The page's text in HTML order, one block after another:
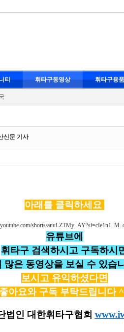
티 휘타구동영상 휘타구용
협회사무총국
협회사무총국
신문 기사
아래를 클릭하세요
shorts/
유튜브에
휘타구 검색하시고 구독하시
많은 동영상을 보실 수 있습
보시고 유익하셨다면
좋아요와 구독 부탁드립니다
법인 대한휘타구협회